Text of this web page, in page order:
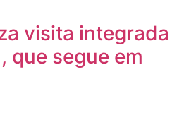
visita integrada
que segue em